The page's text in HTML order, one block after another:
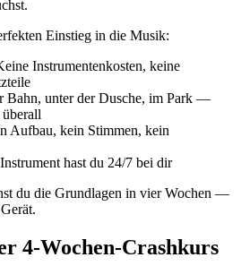
Einstieg in die Musik:
Instrumentenkosten, keine
Bahn, unter der Dusche, im Park —
Aufbau, kein Stimmen, kein
hast du 24/7 bei dir
du die Grundlagen in vier Wochen —
4-Wochen-Crashkurs